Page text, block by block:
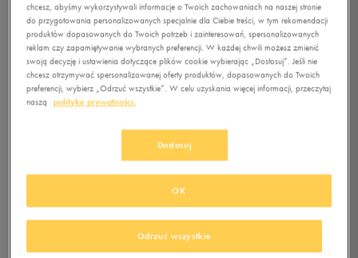
5.0 (1 )
279,99zł-20%(cena bezpośrednio przed promocją)
239,99zł-7%(najniższa cena z 30 dni przed obniżką)
223,99złz Vat
chcesz, abyśmy wykorzystywali informacje o Twoich zachowaniach na naszej stronie
do przygotowania personalizowanych specjalnie dla Ciebie treści, w tym rekomendacji
produktów dopasowanych do Twoich potrzeb i zainteresowań, spersonalizowanych
reklam czy zapamiętywanie wybranych preferencji. W każdej chwili możesz zmienić
swoją decyzję i ustawienia dotyczące plików cookie wybierając „Dostosuj”. Jeśli nie
chcesz otrzymywać spersonalizowanej oferty produktów, dopasowanych do Twoich
preferencji, wybierz „Odrzuć wszystkie”. W celu uzyskania więcej informacji, przeczytaj
naszą
politykę prywatności.
Dostosuj
Odrzuć wszystkie
OK